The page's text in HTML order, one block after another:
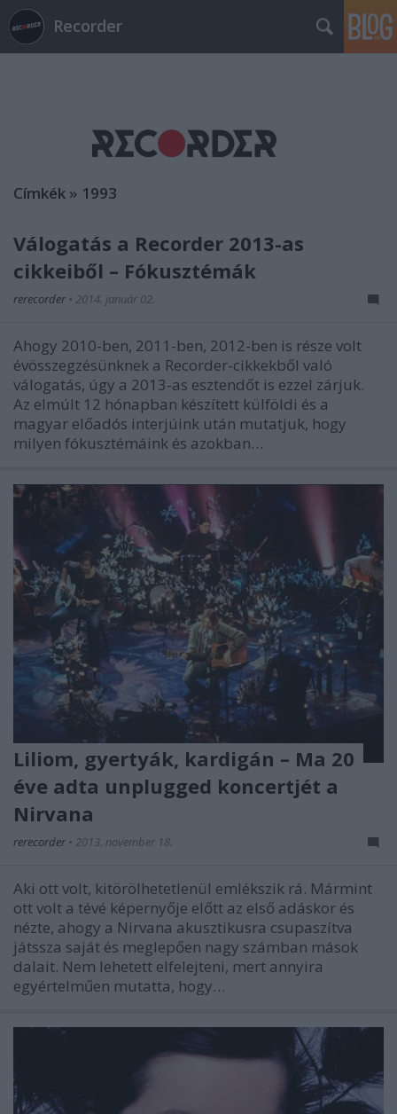
Recorder
Címkék » 1993
Válogatás a Recorder 2013-as
cikkeiből – Fókusztémák
rerecorder • 2014. január 02.
Ahogy 2010-ben, 2011-ben, 2012-ben is része volt
évösszegzésünknek a Recorder-cikkekből való
válogatás, úgy a 2013-as esztendőt is ezzel zárjuk.
Az elmúlt 12 hónapban készített külföldi és a
magyar előadós interjúink után mutatjuk, hogy
milyen fókusztémáink és azokban…
Liliom, gyertyák, kardigán – Ma 20
éve adta unplugged koncertjét a
Nirvana
rerecorder • 2013. november 18.
Aki ott volt, kitörölhetetlenül emlékszik rá. Mármint
ott volt a tévé képernyője előtt az első adáskor és
nézte, ahogy a Nirvana akusztikusra csupaszítva
játssza saját és meglepően nagy számban mások
dalait. Nem lehetett elfelejteni, mert annyira
egyértelműen mutatta, hogy…